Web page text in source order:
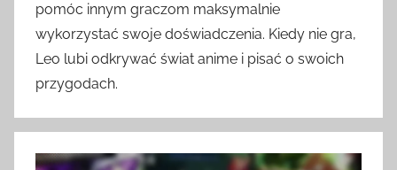
pomóc innym graczom maksymalnie
wykorzystać swoje doświadczenia. Kiedy nie gra,
Leo lubi odkrywać świat anime i pisać o swoich
przygodach.